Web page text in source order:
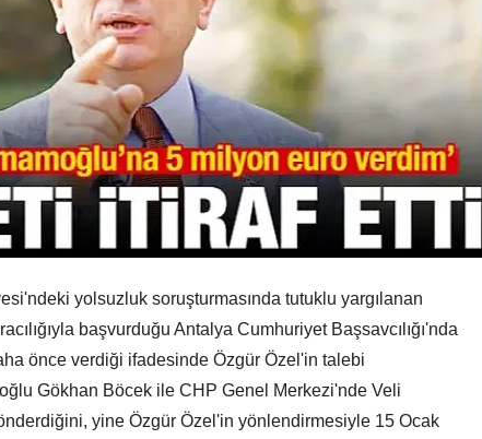
yolsuzluk soruşturmasında tutuklu yargılanan
başvurduğu Antalya Cumhuriyet Başsavcılığı'nda
önce verdiği ifadesinde Özgür Özel'in talebi
Gökhan Böcek ile CHP Genel Merkezi'nde Veli
yine Özgür Özel'in yönlendirmesiyle 15 Ocak